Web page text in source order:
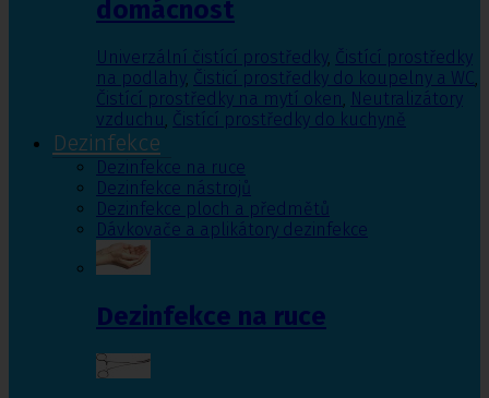
domácnost
Univerzální čistící prostředky, Čistící prostředky
na podlahy, Čisticí prostředky do koupelny a WC,
Čistící prostředky na mytí oken, Neutralizátory
vzduchu, Čistící prostředky do kuchyně
Dezinfekce
Dezinfekce na ruce
Dezinfekce nástrojů
Dezinfekce ploch a předmětů
Dávkovače a aplikátory dezinfekce
Dezinfekce na ruce